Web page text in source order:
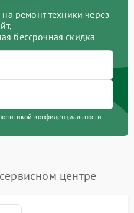
ремонт техники через
бессрочная скидка
конфиденциальности
центре